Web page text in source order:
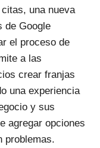
una nueva
de Google
el proceso de
a las
crear franjas
una experiencia
y sus
agregar opciones
problemas.